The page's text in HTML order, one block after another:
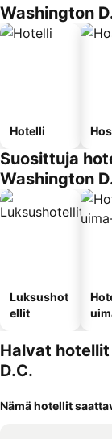
Washington
Hotelli
Suosittuja
Washington
Luksushot
ellit
Halvat
D.C.
Nämä hotellit